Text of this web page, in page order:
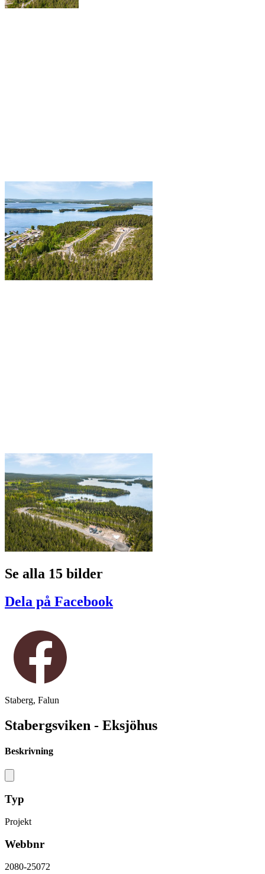
Se alla 15 bilder
Dela på Facebook
Staberg, Falun
Stabergsviken - Eksjöhus
Beskrivning
Typ
Projekt
Webbnr
2080-25072